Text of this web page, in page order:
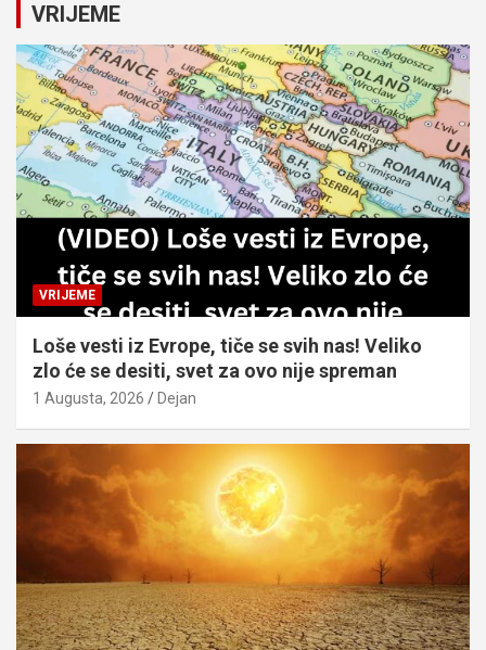
c
h
VRIJEME
VRIJEME
Loše vesti iz Evrope, tiče se svih nas! Veliko
zlo će se desiti, svet za ovo nije spreman
1 Augusta, 2026 Dejan